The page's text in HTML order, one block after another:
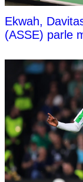
Ekwah,
(ASSE) parle